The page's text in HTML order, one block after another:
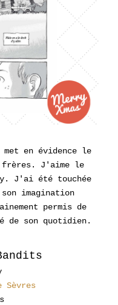
en évidence le
J'aime le
J'ai été touchée
imagination
permis de
son quotidien.
Sèvres